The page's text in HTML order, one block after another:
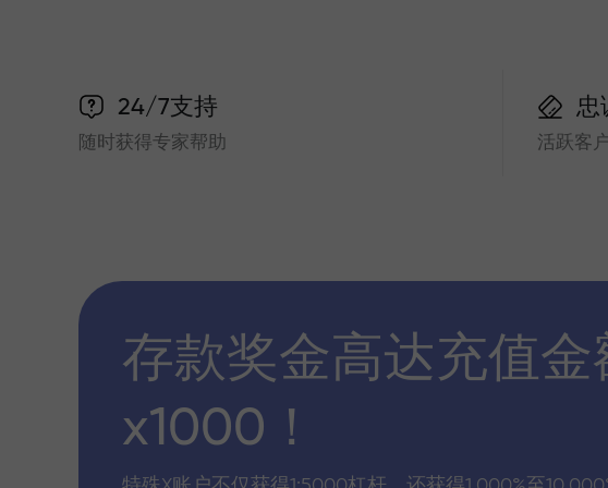
24/7支持
随时获得专家帮助
忠
活跃客
存款奖金高达充值金
x1000！